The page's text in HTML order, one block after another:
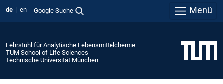
de en Google Suche Menü
Lehrstuhl für Analytische Lebensmittelchemie
TUM School of Life Sciences
Technische Universität München